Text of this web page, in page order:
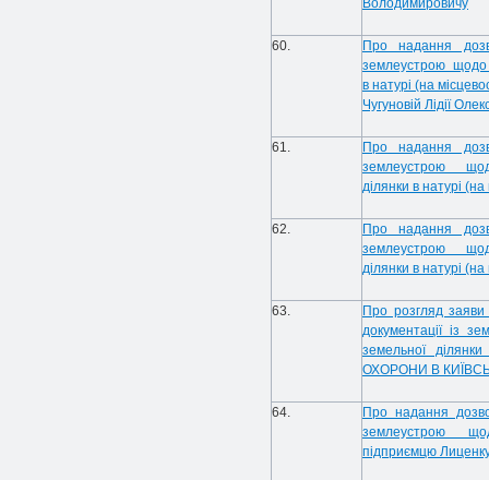
Володимировичу
60.
Про надання
землеустрою щодо
в натурі (на
Чугуновій Лідії
61.
Про надання
землеустрою
ділянки в натурі
62.
Про надання
землеустрою
ділянки в натурі
63.
Про розгляд
документації із
земельної
ОХОРОНИ В
64.
Про надання
землеустрою
підприємцю